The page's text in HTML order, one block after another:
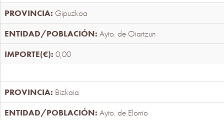
Gipuzkoa
Ayto. de Oiartzun
0,00
Bizkaia
Ayto. de Elorrio